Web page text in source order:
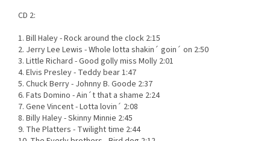
CD 2:
1. Bill Haley - Rock around the clock 2:15
2. Jerry Lee Lewis - Whole lotta shakin´ goin´ on 2:50
3. Little Richard - Good golly miss Molly 2:01
4. Elvis Presley - Teddy bear 1:47
5. Chuck Berry - Johnny B. Goode 2:37
6. Fats Domino - Ain´t that a shame 2:24
7. Gene Vincent - Lotta lovin´ 2:08
8. Billy Haley - Skinny Minnie 2:45
9. The Platters - Twilight time 2:44